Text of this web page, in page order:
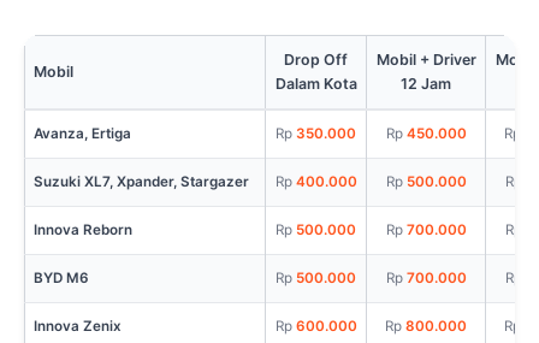
Mobil
Drop Off
Dalam Kota
Mobil + Driver
12 Jam
Mobil
Avanza, Ertiga 350.000 450.000
Suzuki XL7, Xpander, Stargazer 400.000 500.000
Innova Reborn 500.000 700.000
BYD M6 500.000 700.000
Innova Zenix 600.000 800.000